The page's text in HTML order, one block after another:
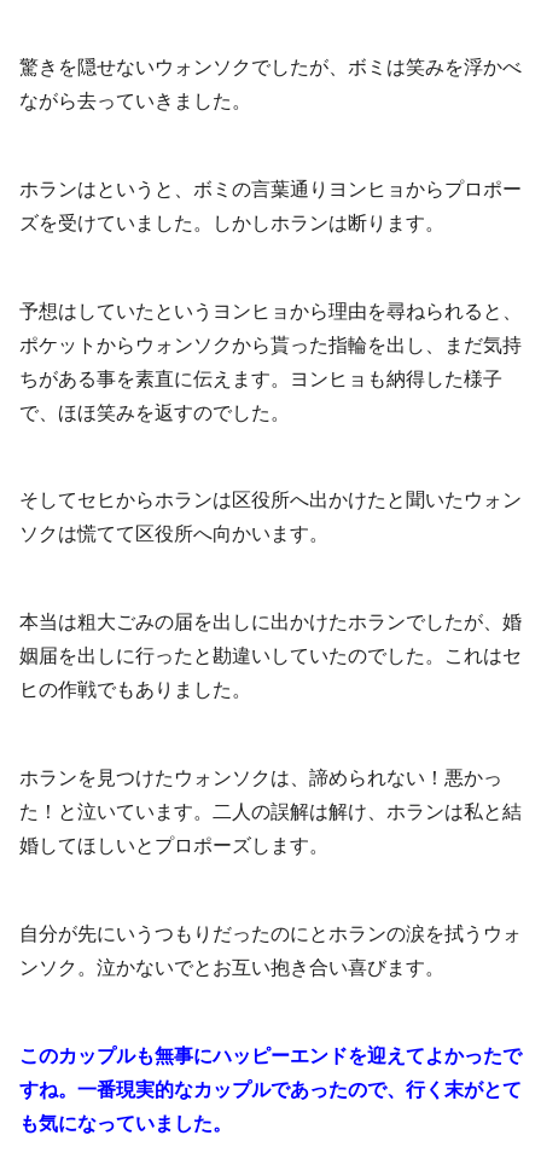
驚きを隠せないウォンソクでしたが、ボミは笑みを浮かべ
ながら去っていきました。
ホランはというと、ボミの言葉通りヨンヒョからプロポー
ズを受けていました。しかしホランは断ります。
予想はしていたというヨンヒョから理由を尋ねられると、
ポケットからウォンソクから貰った指輪を出し、まだ気持
ちがある事を素直に伝えます。ヨンヒョも納得した様子
で、ほほ笑みを返すのでした。
そしてセヒからホランは区役所へ出かけたと聞いたウォン
ソクは慌てて区役所へ向かいます。
本当は粗大ごみの届を出しに出かけたホランでしたが、婚
姻届を出しに行ったと勘違いしていたのでした。これはセ
ヒの作戦でもありました。
ホランを見つけたウォンソクは、諦められない！悪かっ
た！と泣いています。二人の誤解は解け、ホランは私と結
婚してほしいとプロポーズします。
自分が先にいうつもりだったのにとホランの涙を拭うウォ
ンソク。泣かないでとお互い抱き合い喜びます。
このカップルも無事にハッピーエンドを迎えてよかったで
すね。一番現実的なカップルであったので、行く末がとて
も気になっていました。